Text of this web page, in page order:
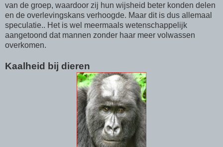
van de groep, waardoor zij hun wijsheid beter konden delen
en de overlevingskans verhoogde. Maar dit is dus allemaal
speculatie.. Het is wel meermaals wetenschappelijk
aangetoond dat mannen zonder haar meer volwassen
overkomen.
Kaalheid bij dieren